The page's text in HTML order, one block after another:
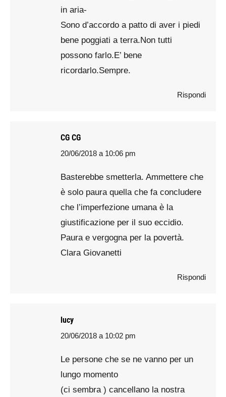
in aria-
Sono d’accordo a patto di aver i piedi
bene poggiati a terra.Non tutti
possono farlo.E’ bene
ricordarlo.Sempre.
Rispondi
CG CG
says:
20/06/2018 a 10:06 pm
Basterebbe smetterla. Ammettere che
è solo paura quella che fa concludere
che l’imperfezione umana è la
giustificazione per il suo eccidio.
Paura e vergogna per la povertà.
Clara Giovanetti
Rispondi
lucy
says:
20/06/2018 a 10:02 pm
Le persone che se ne vanno per un
lungo momento
(ci sembra ) cancellano la nostra